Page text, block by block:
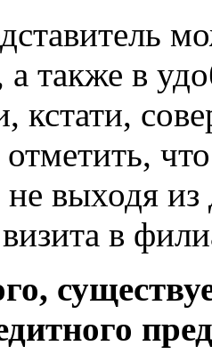
также в
кстати,
выходя из
в